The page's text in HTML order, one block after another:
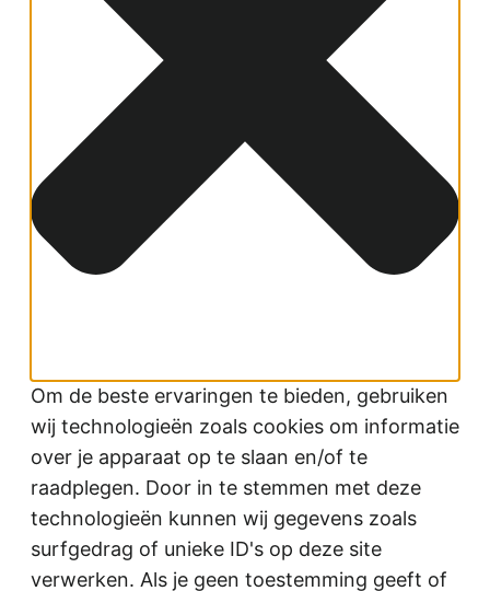
Om de beste ervaringen te bieden, gebruiken
wij technologieën zoals cookies om informatie
over je apparaat op te slaan en/of te
raadplegen. Door in te stemmen met deze
technologieën kunnen wij gegevens zoals
surfgedrag of unieke ID's op deze site
verwerken. Als je geen toestemming geeft of